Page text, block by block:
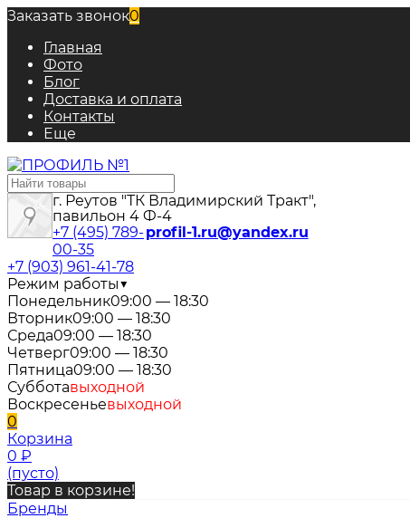
Заказать звонок0
Главная
Фото
Блог
Доставка и оплата
Контакты
Еще
г. Реутов "ТК Владимирский Тракт",
павильон 4 Ф-4
profil-1.ru@yandex.ru
+7 (495) 789-
00-35
+7 (903) 961-41-78
Режим работы▼
Понедельник09:00 — 18:30
Вторник09:00 — 18:30
Среда09:00 — 18:30
Четверг09:00 — 18:30
Пятница09:00 — 18:30
Субботавыходной
Воскресеньевыходной
0
Корзина
0 ₽
(пусто)
Товар в корзине!
Бренды